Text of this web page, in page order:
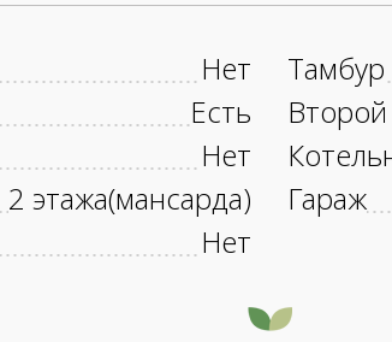
Нет
Есть
Нет
2 этажа(мансарда)
Нет
Тамбур
Второй
Гараж